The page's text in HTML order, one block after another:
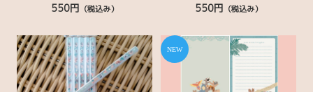
Green（植物）
550円 （税込み）
550円 （税込み）